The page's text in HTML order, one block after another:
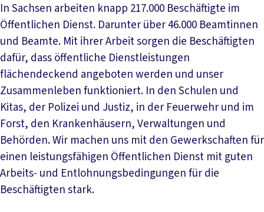
In Sachsen arbeiten knapp 217.000 Beschäftigte im
Öffentlichen Dienst. Darunter über 46.000 Beamtinnen
und Beamte. Mit ihrer Arbeit sorgen die Beschäftigten
dafür, dass öffentliche Dienstleistungen
flächendeckend angeboten werden und unser
Zusammenleben funktioniert. In den Schulen und
Kitas, der Polizei und Justiz, in der Feuerwehr und im
Forst, den Krankenhäusern, Verwaltungen und
Behörden. Wir machen uns mit den Gewerkschaften für
einen leistungsfähigen Öffentlichen Dienst mit guten
Arbeits- und Entlohnungsbedingungen für die
Beschäftigten stark.